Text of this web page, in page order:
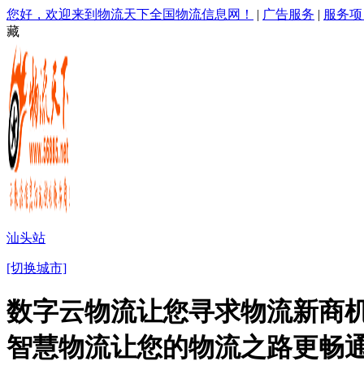
您好，欢迎来到物流天下全国物流信息网！ | 广告服务 | 服务
藏
汕头站
[切换城市]
数字云物流让您寻求物流新商
智慧物流让您的物流之路更畅